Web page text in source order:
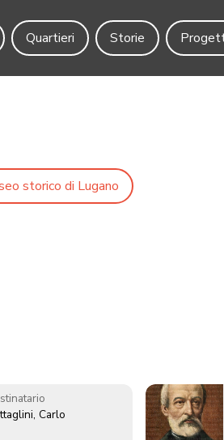
Quartieri Storie
storico di Lugano
Carlo